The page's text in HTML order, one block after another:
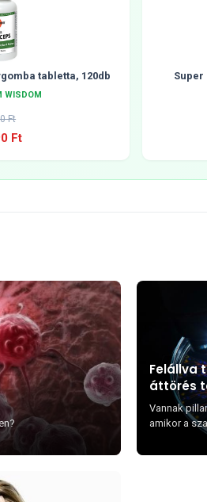
tabletta, 120db
WISDOM
Ft
Ft
Super
Felállva
áttörés
Vannak
amikor a